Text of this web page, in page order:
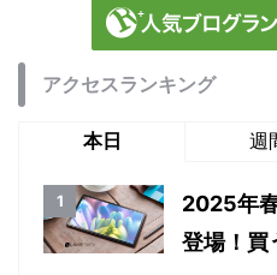
アクセスランキング
本日 週
2025年
登場！買